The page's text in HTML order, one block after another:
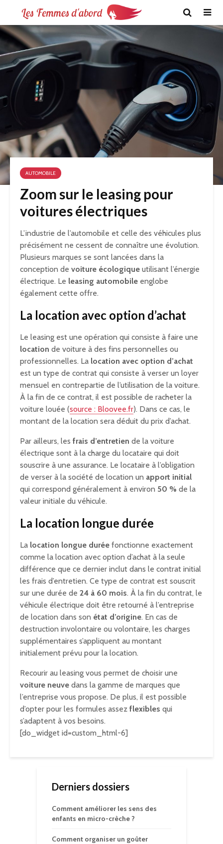
AUTOMOBILE
Zoom sur le leasing pour
voitures électriques
L’industrie de l’automobile et celle des véhicules plus
précisément ne cessent de connaître une évolution.
Plusieurs marques se sont lancées dans la
conception de voiture écologique utilisant l’énergie
électrique. Le leasing automobile englobe
également cette offre.
La location avec option d’achat
Le leasing est une opération qui consiste à faire une
location de voiture à des fins personnelles ou
professionnelles. La location avec option d’achat
est un type de contrat qui consiste à verser un loyer
mensuel en contrepartie de l’utilisation de la voiture.
À la fin de ce contrat, il est possible de racheter la
voiture louée (source : Bloovee.fr). Dans ce cas, le
montant de la location sera déduit du prix d’achat.
Par ailleurs, les frais d’entretien de la voiture
électrique sont à la charge du locataire qui doit
souscrire à une assurance. Le locataire à l’obligation
de verser à la société de location un apport initial
qui correspond généralement à environ 50 % de la
valeur initiale du véhicule.
La location longue durée
La location longue durée fonctionne exactement
comme la location avec option d’achat à la seule
différence que ce dernier inclut dans le contrat initial
les frais d’entretien. Ce type de contrat est souscrit
sur une durée de 24 à 60 mois. À la fin du contrat, le
véhicule électrique doit être retourné à l’entreprise
de location dans son état d’origine. En cas de
destruction involontaire ou volontaire, les charges
supplémentaires s’appliquent au montant
initialement prévu pour la location.
Recourir au leasing vous permet de choisir une
voiture neuve dans la gamme de marques que
l’entreprise vous propose. De plus, il est possible
d’opter pour les formules assez flexibles qui
s’adaptent à vos besoins.
[do_widget id=custom_html-6]
Derniers dossiers
Comment améliorer les sens des
enfants en micro-crèche ?
Comment organiser un goûter